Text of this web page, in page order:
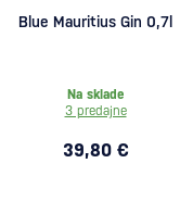
Blue Mauritius Gin 0,7l
Na sklade
3 predajne
39,80 €